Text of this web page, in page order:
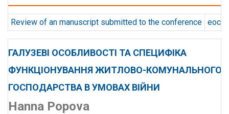
Review of an manuscript submitted to the conference
ГАЛУЗЕВІ ОСОБЛИВОСТІ ТА СПЕЦИФІКА
ФУНКЦІОНУВАННЯ ЖИТЛОВО-КОМУНАЛЬНОГО
ГОСПОДАРСТВА В УМОВАХ ВІЙНИ
Hanna Popova